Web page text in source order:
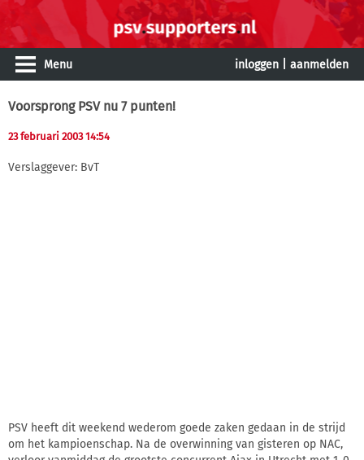
Menu inloggen aanmelden
Voorsprong PSV nu 7 punten!
23 februari 2003 14:54
Verslaggever: BvT
PSV heeft dit weekend wederom goede zaken gedaan in de strijd
om het kampioenschap. Na de overwinning van gisteren op NAC,